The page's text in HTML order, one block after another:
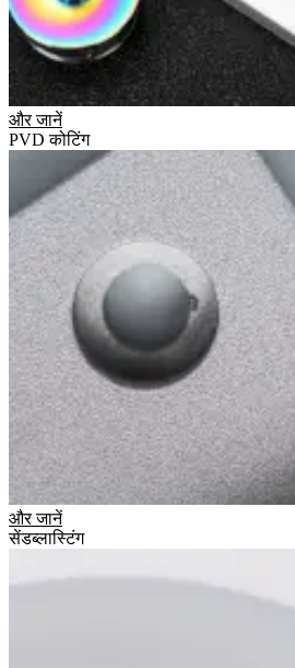
और जानें
PVD कोटिंग
और जानें
सेंडब्लास्टिंग